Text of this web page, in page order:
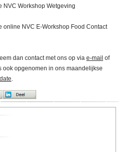
NVC Workshop Wetgeving
online NVC E-Workshop Food Contact
dan contact met ons op via e-mail of
ook opgenomen in ons maandelijkse
.